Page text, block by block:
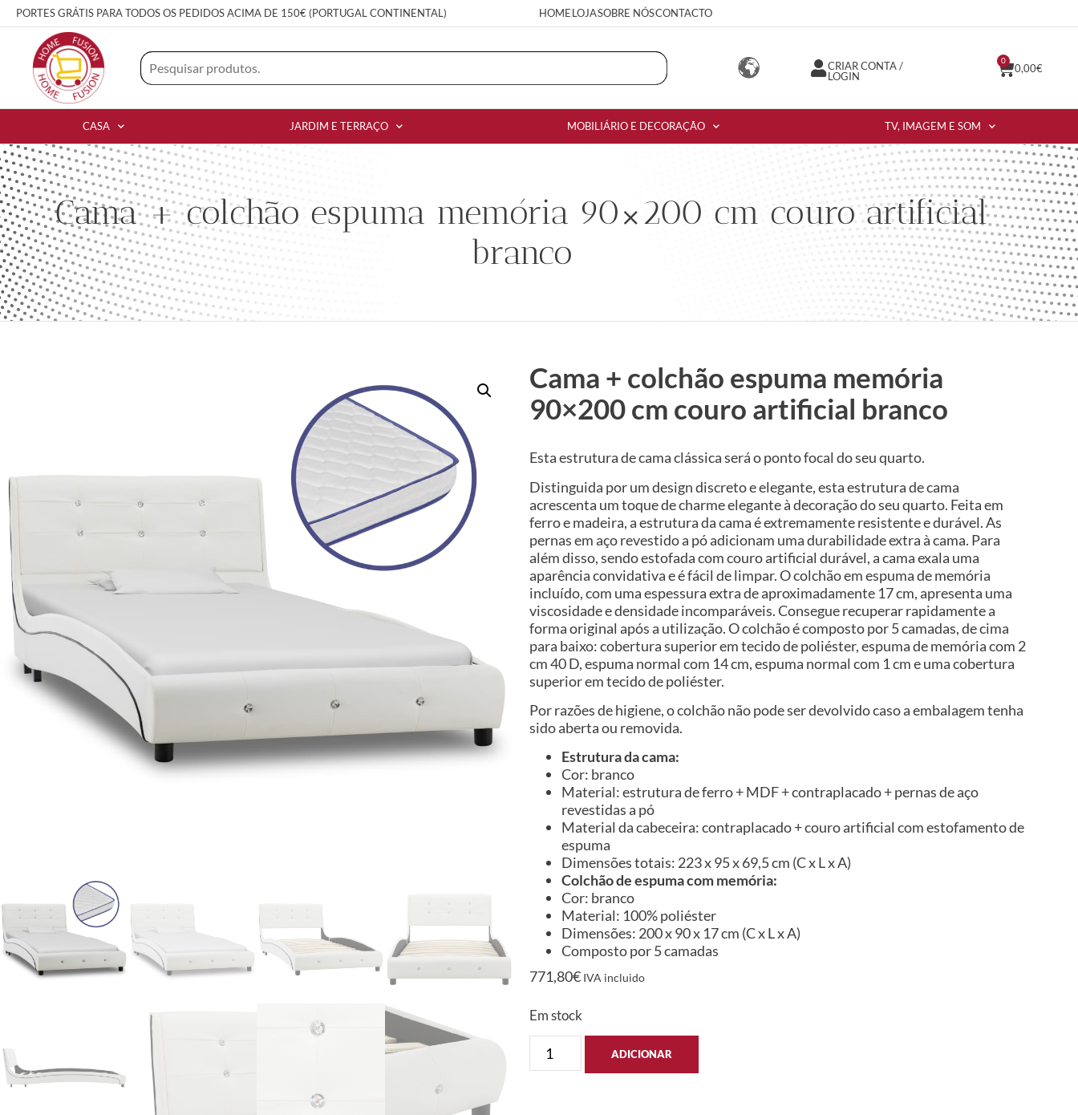
PORTES GRÁTIS PARA TODOS OS PEDIDOS ACIMA DE 150€ (PORTUGAL CONTINENTAL) HOMELOJASOBRE NÓSCONTACTO
CRIAR CONTA /
LOGIN
0,00€
0
CASA JARDIM E TERRAÇO MOBILIÁRIO E DECORAÇÃO TV, IMAGEM E SOM
Cama + colchão espuma memória 90×200 cm couro artificial
branco
Cama + colchão espuma memória
90×200 cm couro artificial branco
Esta estrutura de cama clássica será o ponto focal do seu quarto.
Distinguida por um design discreto e elegante, esta estrutura de cama
acrescenta um toque de charme elegante à decoração do seu quarto. Feita em
ferro e madeira, a estrutura da cama é extremamente resistente e durável. As
pernas em aço revestido a pó adicionam uma durabilidade extra à cama. Para
além disso, sendo estofada com couro artificial durável, a cama exala uma
aparência convidativa e é fácil de limpar. O colchão em espuma de memória
incluído, com uma espessura extra de aproximadamente 17 cm, apresenta uma
viscosidade e densidade incomparáveis. Consegue recuperar rapidamente a
forma original após a utilização. O colchão é composto por 5 camadas, de cima
para baixo: cobertura superior em tecido de poliéster, espuma de memória com 2
cm 40 D, espuma normal com 14 cm, espuma normal com 1 cm e uma cobertura
superior em tecido de poliéster.
Por razões de higiene, o colchão não pode ser devolvido caso a embalagem tenha
sido aberta ou removida.
Estrutura da cama:
Cor: branco
Material: estrutura de ferro + MDF + contraplacado + pernas de aço
revestidas a pó
Material da cabeceira: contraplacado + couro artificial com estofamento de
espuma
Dimensões totais: 223 x 95 x 69,5 cm (C x L x A)
Colchão de espuma com memória:
Cor: branco
Material: 100% poliéster
Dimensões: 200 x 90 x 17 cm (C x L x A)
Composto por 5 camadas
771,80€ IVA incluido
Em stock
ADICIONAR